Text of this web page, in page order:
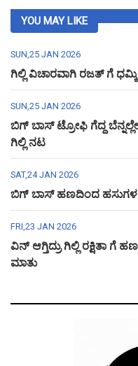
YOU MAY LIKE
SUN,25 JAN 2026
ಗಿಲ್ಲಿ ವಿಚಾರವಾಗಿ ರಜತ್ ಗೆ
SUN,25 JAN 2026
ಬಿಗ್ ಬಾಸ್ ಟ್ರೋಫಿ ಗೆದ್ದ
ಗಿಲ್ಲಿ ನಟ
SAT,24 JAN 2026
ಬಿಗ್ ಬಾಸ್ ಹಣದಿಂದ
FRI,23 JAN 2026
ವಿನ್ ಆಗ್ತಿದ್ರು ಗಿಲ್ಲಿ ರಕ್ಷಿತಾ ಗೆ
ಮಾತು